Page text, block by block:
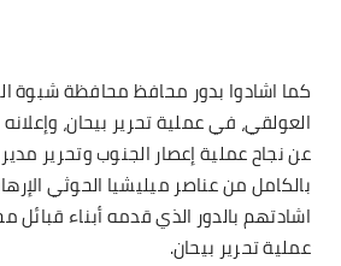
كما اشادوا بدور محافظ محافظة شبوة
العولقي، في عملية تحرير بيحان،
عن نجاح عملية إعصار الجنوب وتحرير
بالكامل من عناصر ميليشيا الحوثي
اشادتهم بالدور الذي قدمه أبناء
عملية تحرير بيحان.